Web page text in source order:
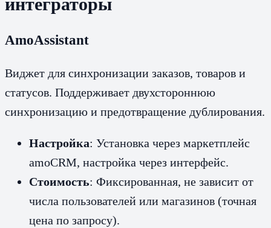
интеграторы
AmoAssistant
Виджет для синхронизации заказов, товаров и
статусов. Поддерживает двухстороннюю
синхронизацию и предотвращение дублирования.
Настройка: Установка через маркетплейс
amoCRM, настройка через интерфейс.
Стоимость: Фиксированная, не зависит от
числа пользователей или магазинов (точная
цена по запросу).